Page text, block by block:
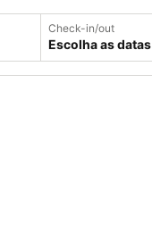
Check-in/out
Escolha as datas